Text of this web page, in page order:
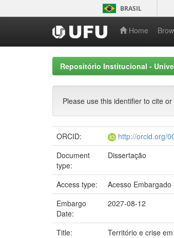
navigation
BRASIL
Home
Repositório Institucional -
Please use this identifier to cite
ORCID:
http://orcid.org/
Document
type:
Dissertação
Access type:
Acesso Embargado
Embargo
Date:
2027-08-12
Title:
Território e crise